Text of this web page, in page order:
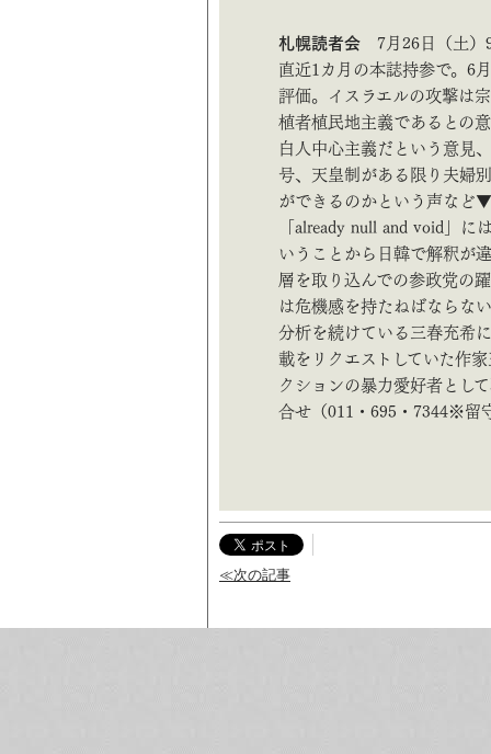
札幌読者会 7月26日（土）
直近1カ月の本誌持参で。6
評価。イスラエルの攻撃は
植者植民地主義であるとの
白人中心主義だという意見
号、天皇制がある限り夫婦
ができるのかという声など
「already null and void」に
いうことから日韓で解釈が
層を取り込んでの参政党の
は危機感を持たねばならな
分析を続けている三春充希
載をリクエストしていた作
クションの暴力愛好者とし
合せ（011・695・7344※留
≪次の記事